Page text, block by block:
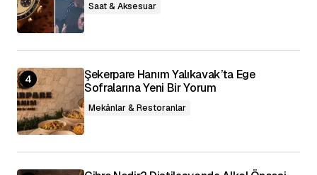
Saat & Aksesuar
Şekerpare Hanım Yalıkavak’ta Ege
Sofralarına Yeni Bir Yorum
Mekânlar & Restoranlar